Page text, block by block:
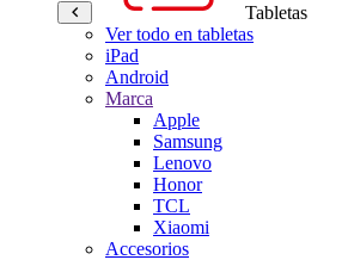
Tabletas
Ver todo en tabletas
iPad
Android
Marca
Apple
Samsung
Lenovo
Honor
TCL
Xiaomi
Accesorios